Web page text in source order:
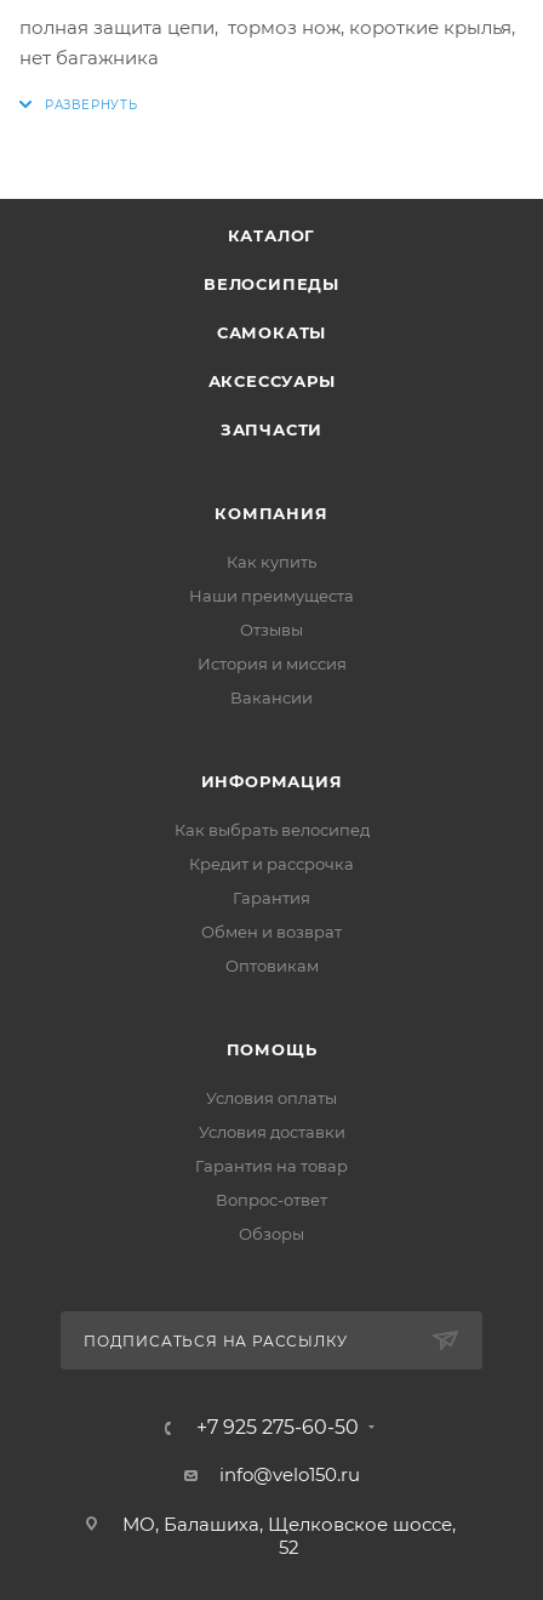
полная защита цепи, тормоз нож, короткие крылья,
нет багажника
КАТАЛОГ
ВЕЛОСИПЕДЫ
САМОКАТЫ
АКСЕССУАРЫ
ЗАПЧАСТИ
КОМПАНИЯ
Как купить
Наши преимущеста
Отзывы
История и миссия
Вакансии
ИНФОРМАЦИЯ
Как выбрать велосипед
Кредит и рассрочка
Гарантия
Обмен и возврат
Оптовикам
ПОМОЩЬ
Условия оплаты
Условия доставки
Гарантия на товар
Вопрос-ответ
Обзоры
ПОДПИСАТЬСЯ НА РАССЫЛКУ
+7 925 275-60-50
info@velo150.ru
МО, Балашиха, Щелковское шоссе,
52